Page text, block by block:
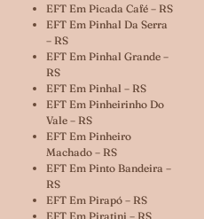
EFT Em Picada Café – RS
EFT Em Pinhal Da Serra
– RS
EFT Em Pinhal Grande –
RS
EFT Em Pinhal – RS
EFT Em Pinheirinho Do
Vale – RS
EFT Em Pinheiro
Machado – RS
EFT Em Pinto Bandeira –
RS
EFT Em Pirapó – RS
EFT Em Piratini – RS